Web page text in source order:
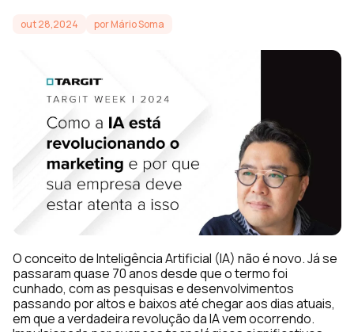
out 28,2024 por Mário Soma
O conceito de Inteligência Artificial (IA) não é novo. Já se
passaram quase 70 anos desde que o termo foi
cunhado, com as pesquisas e desenvolvimentos
passando por altos e baixos até chegar aos dias atuais,
em que a verdadeira revolução da IA vem ocorrendo.